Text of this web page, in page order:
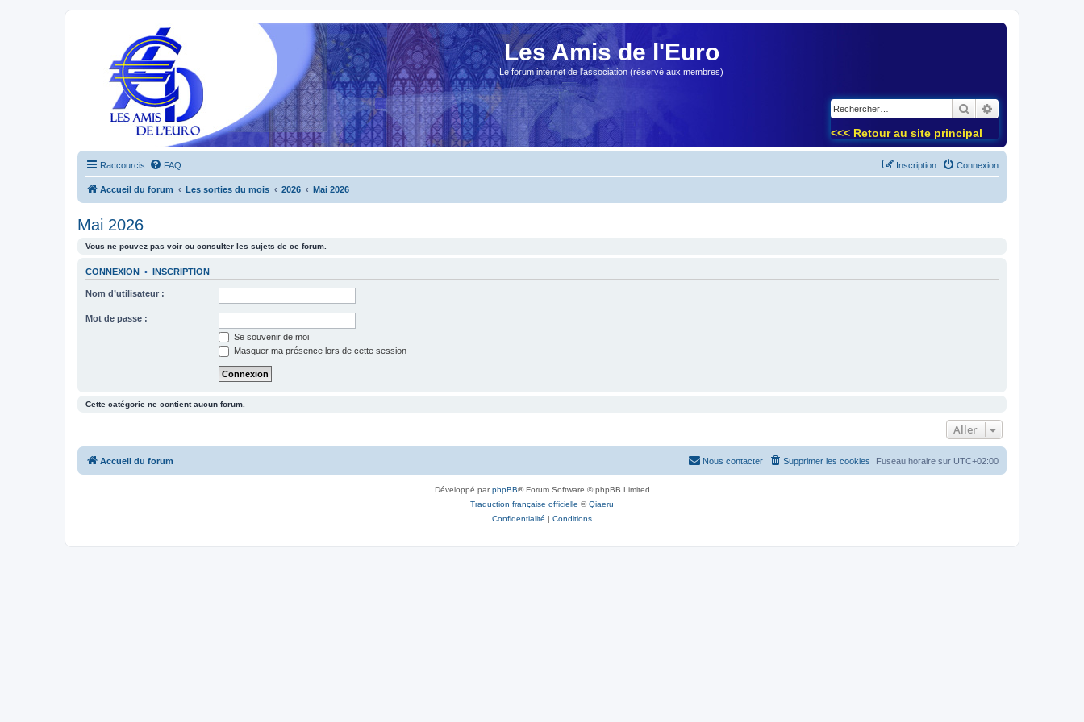
Les Amis de l'Euro
Le forum internet de l'association (réservé aux membres)
Rechercher
<<< Retour au site principal
Raccourcis FAQ Connexion
Inscription
Accueil du forum Les sorties du mois 2026 Mai 2026
Mai 2026
Vous ne pouvez pas voir ou consulter les sujets de ce forum.
CONNEXION • INSCRIPTION
Nom d’utilisateur :
Mot de passe :
Se souvenir de moi
Masquer ma présence lors de cette session
Cette catégorie ne contient aucun forum.
Aller
Accueil du forum Fuseau horaire sur UTC+02:00
Supprimer les cookies
Nous contacter
Développé parphpBB® Forum Software © phpBB Limited
Traduction française officielle ©Qiaeru
Confidentialité | Conditions